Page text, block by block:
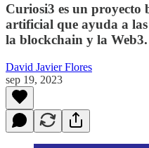
Curiosi3 es un proyecto
artificial que ayuda a
la blockchain y la Web3.
David Javier Flores
sep 19, 2023